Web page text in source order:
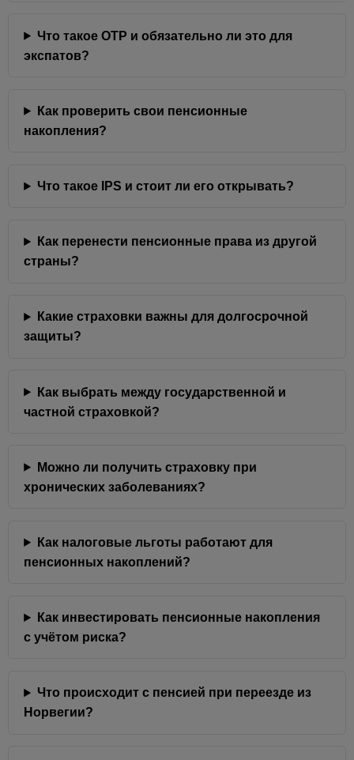
Что такое OTP и обязательно ли это для
экспатов?
Как проверить свои пенсионные
накопления?
Что такое IPS и стоит ли его открывать?
Как перенести пенсионные права из другой
страны?
Какие страховки важны для долгосрочной
защиты?
Как выбрать между государственной и
частной страховкой?
Можно ли получить страховку при
хронических заболеваниях?
Как налоговые льготы работают для
пенсионных накоплений?
Как инвестировать пенсионные накопления
с учётом риска?
Что происходит с пенсией при переезде из
Норвегии?